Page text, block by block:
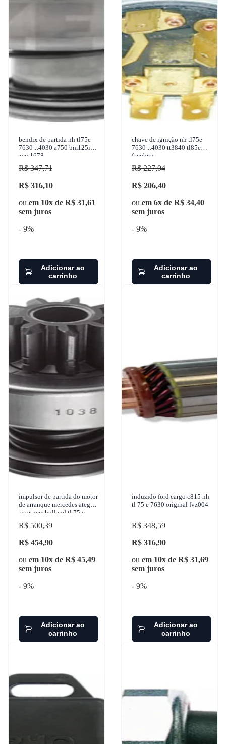
bendix de partida nh tl75e
7630 tt4030 a750 bm125i
zen 1678
R$ 347,71
R$ 316,10
ou em 10x de R$ 31,61
sem juros
- 9%
Adicionar ao
carrinho
chave de ignição nh tl75e
7630 tt4030 tt3840 tl85e
facobras
R$ 227,04
R$ 206,40
ou em 6x de R$ 34,40
sem juros
- 9%
Adicionar ao
carrinho
impulsor de partida do motor
de arranque mercedes atego
axor new holland tl 75 e
7630 tt 4030 1942-2011 zen
- 1038
R$ 500,39
R$ 454,90
ou em 10x de R$ 45,49
sem juros
- 9%
Adicionar ao
carrinho
induzido ford cargo c815 nh
tl 75 e 7630 original fvz004
R$ 348,59
R$ 316,90
ou em 10x de R$ 31,69
sem juros
- 9%
Adicionar ao
carrinho